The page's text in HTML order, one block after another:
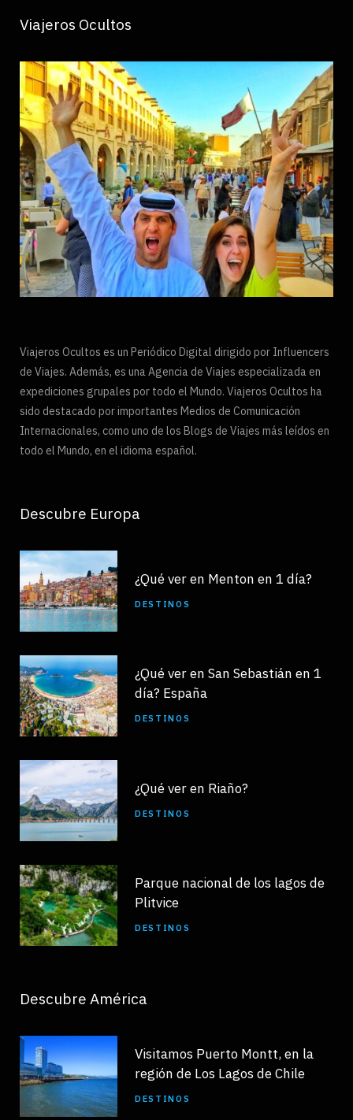
Viajeros Ocultos
Viajeros Ocultos es un Periódico Digital dirigido por Influencers
de Viajes. Además, es una Agencia de Viajes especializada en
expediciones grupales por todo el Mundo. Viajeros Ocultos ha
sido destacado por importantes Medios de Comunicación
Internacionales, como uno de los Blogs de Viajes más leídos en
todo el Mundo, en el idioma español.
Descubre Europa
¿Qué ver en Menton en 1 día?
DESTINOS
¿Qué ver en San Sebastián en 1
día? España
DESTINOS
¿Qué ver en Riaño?
DESTINOS
Parque nacional de los lagos de
Plitvice
DESTINOS
Descubre América
Visitamos Puerto Montt, en la
región de Los Lagos de Chile
DESTINOS